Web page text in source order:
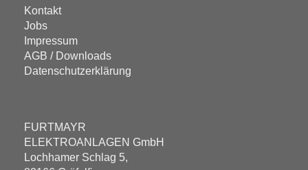
Kontakt
Jobs
Impressum
AGB / Downloads
Datenschutzerklärung
FURTMAYR
ELEKTROANLAGEN GmbH
Lochhamer Schlag 5,